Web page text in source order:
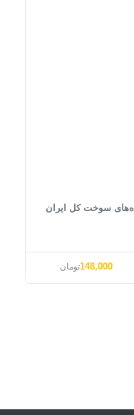
سوخت کل ایران
قیمت اصلی: 185,000تومان بود.
148,000تومان